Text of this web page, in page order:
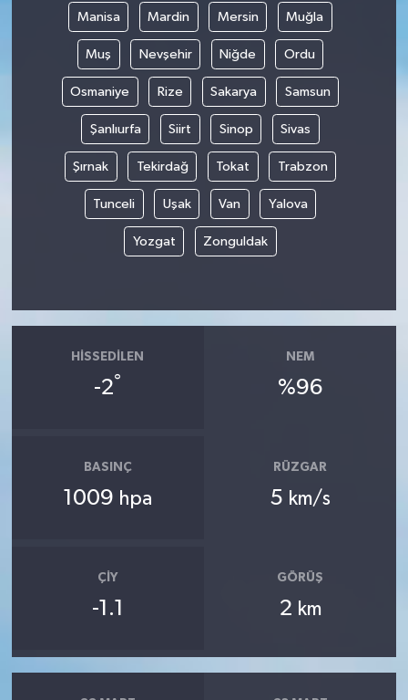
Manisa Mardin Mersin Muğla
Muş Nevşehir Niğde Ordu
Osmaniye Rize Sakarya Samsun
Şanlıurfa Siirt Sinop Sivas
Şırnak Tekirdağ Tokat Trabzon
Tunceli Uşak Van Yalova
Yozgat Zonguldak
HISSEDILEN
-2°
NEM
%96
BASINÇ
1009 hpa
RÜZGAR
5 km/s
ÇIY
-1.1
GÖRÜŞ
2 km